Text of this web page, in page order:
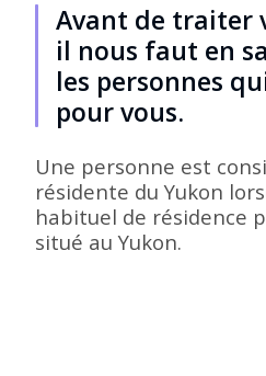
Avant de traiter
il nous faut en
les personnes
pour vous.
Une personne est
résidente du Yukon
habituel de résidence
situé au Yukon.